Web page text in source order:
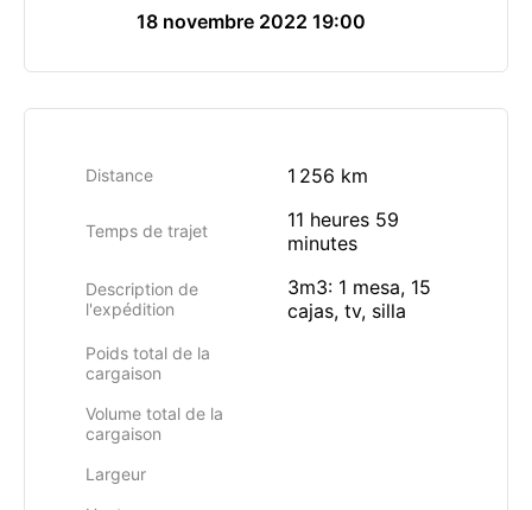
18 novembre 2022 19:00
Distance 1 256 km
Temps de trajet
11 heures 59
minutes
Description de
l'expédition
3m3: 1 mesa, 15
cajas, tv, silla
Poids total de la
cargaison
Volume total de la
cargaison
Largeur